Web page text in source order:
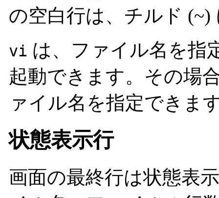
の空白行は、チルド
vi は、ファイル名を指
起動できます。その場
ァイル名を指定できま
状態表示行
画面の最終行は状態表